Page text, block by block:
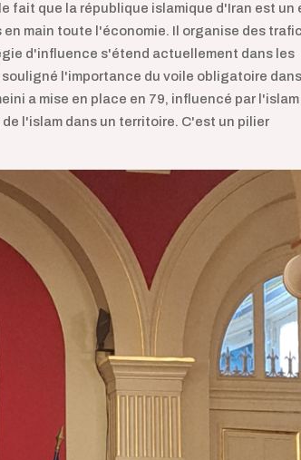
fait que la république islamique d'Iran est un
main toute l'économie. Il organise des
d'influence s'étend actuellement dans les
l'importance du voile obligatoire
a mise en place en 79, influencé par l'islam
l'islam dans un territoire. C'est un pilier